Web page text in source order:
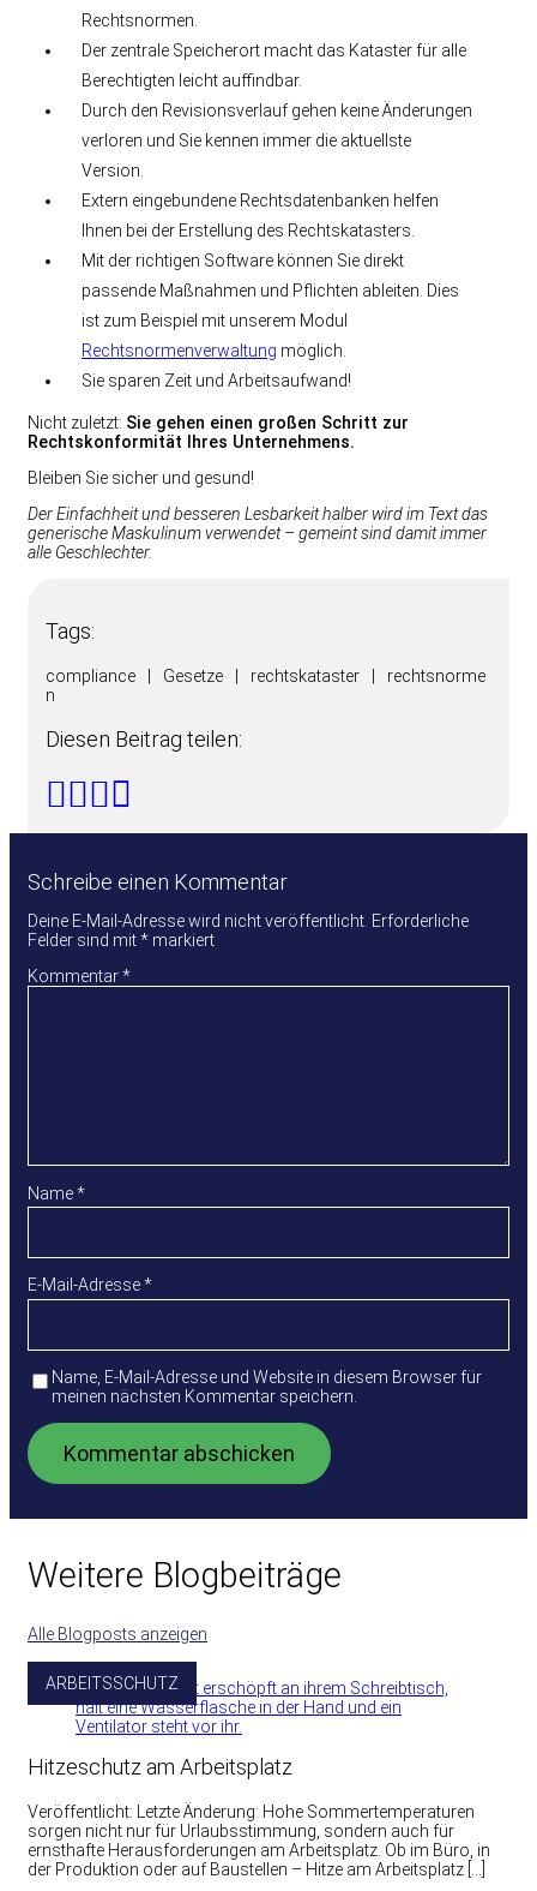
Rechtsnormen.
Der zentrale Speicherort macht das Kataster für alle
Berechtigten leicht auffindbar.
Durch den Revisionsverlauf gehen keine Änderungen
verloren und Sie kennen immer die aktuellste
Version.
Extern eingebundene Rechtsdatenbanken helfen
Ihnen bei der Erstellung des Rechtskatasters.
Mit der richtigen Software können Sie direkt
passende Maßnahmen und Pflichten ableiten. Dies
ist zum Beispiel mit unserem Modul
Rechtsnormenverwaltung möglich.
Sie sparen Zeit und Arbeitsaufwand!
Nicht zuletzt: Sie gehen einen großen Schritt zur
Rechtskonformität Ihres Unternehmens.
Bleiben Sie sicher und gesund!
Der Einfachheit und besseren Lesbarkeit halber wird im Text das
generische Maskulinum verwendet – gemeint sind damit immer
alle Geschlechter.
Tags:
compliance Gesetze rechtskataster
rechtsnorme
n
Diesen Beitrag teilen:
Schreibe einen Kommentar
Deine E-Mail-Adresse wird nicht veröffentlicht. Erforderliche
Felder sind mit* markiert
Kommentar*
Name*
E-Mail-Adresse*
Name, E-Mail-Adresse und Website in diesem Browser für
meinen nächsten Kommentar speichern.
Weitere Blogbeiträge
Alle Blogposts anzeigen
ARBEITSSCHUTZ
Hitzeschutz am Arbeitsplatz
Veröffentlicht: Letzte Änderung: Hohe Sommertemperaturen
sorgen nicht nur für Urlaubsstimmung, sondern auch für
ernsthafte Herausforderungen am Arbeitsplatz. Ob im Büro, in
der Produktion oder auf Baustellen – Hitze am Arbeitsplatz […]